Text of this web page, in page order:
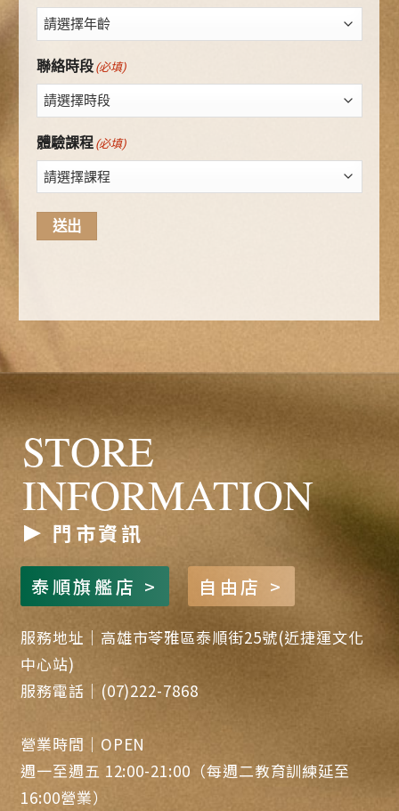
聯絡時段 (必填)
體驗課程 (必填)
泰順旗艦店 >
STORE
INFORMATION
門市資訊
自由店 >
服務地址｜高雄市苓雅區泰順街25號(近捷運文化
中心站)
服務電話｜(07)222-7868
營業時間｜OPEN
週一至週五 12:00-21:00（每週二教育訓練延至
16:00營業）